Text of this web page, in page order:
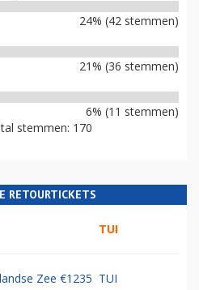
24% (42 stemmen)
21% (36 stemmen)
6% (11 stemmen)
stemmen: 170
RETOURTICKETS
TUI
Zee €1235 TUI